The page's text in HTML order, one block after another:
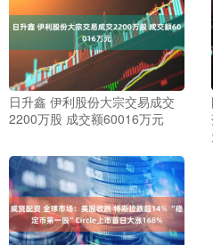
日升鑫 伊利股份大宗交易成交
2200万股 成交额60016万元